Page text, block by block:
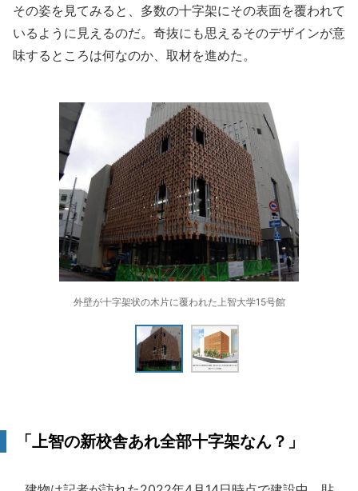
その姿を見てみると、多数の十字架にその表面を覆われて
いるように見えるのだ。奇抜にも思えるそのデザインが意
味するところは何なのか、取材を進めた。
外壁が十字架状の木片に覆われた上智大学15号館
「上智の新校舎あれ全部十字架なん？」